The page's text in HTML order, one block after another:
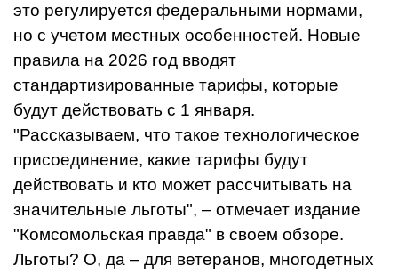
это регулируется федеральными нормами,
но с учетом местных особенностей. Новые
правила на 2026 год вводят
стандартизированные тарифы, которые
будут действовать с 1 января.
"Рассказываем, что такое технологическое
присоединение, какие тарифы будут
действовать и кто может рассчитывать на
значительные льготы", – отмечает издание
"Комсомольская правда" в своем обзоре.
Льготы? О, да – для ветеранов, многодетных